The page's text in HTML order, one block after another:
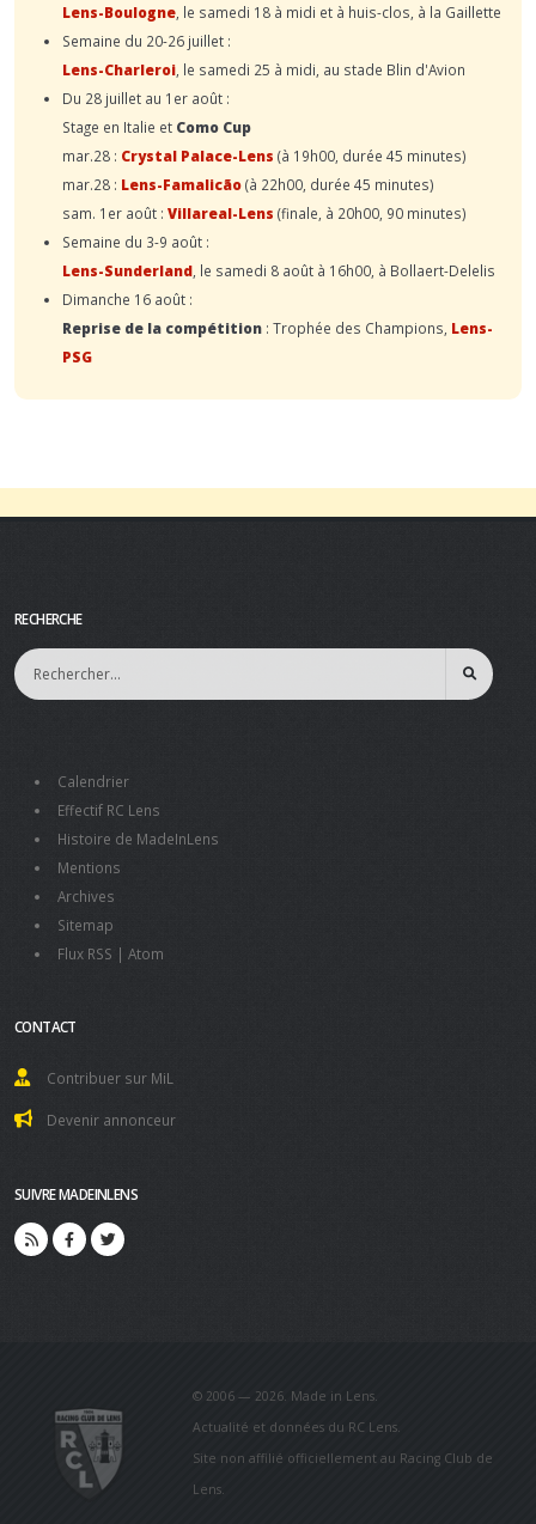
Lens-Boulogne , le samedi 18 à midi et à huis-clos, à la Gaillette
Semaine du 20-26 juillet :
Lens-Charleroi , le samedi 25 à midi, au stade Blin d'Avion
Du 28 juillet au 1er août :
Stage en Italie et Como Cup
mar.28 : Crystal Palace-Lens (à 19h00, durée 45 minutes)
mar.28 : Lens-Famalicão(à 22h00, durée 45 minutes)
sam. 1er août : Villareal-Lens (finale, à 20h00, 90 minutes)
Semaine du 3-9 août :
Lens-Sunderland , le samedi 8 août à 16h00, à Bollaert-Delelis
Dimanche 16 août :
Reprise de la compétition : Trophée des Champions, Lens-
PSG
RECHERCHE
Calendrier
Effectif RC Lens
Histoire de MadeInLens
Mentions
Archives
Sitemap
Flux RSS | Atom
CONTACT
Contribuer sur MiL
Devenir annonceur
SUIVRE MADEINLENS
© 2006 — 2026. Made in Lens.
Actualité et données du RC Lens.
Site non affilié officiellement au Racing Club de
Lens.